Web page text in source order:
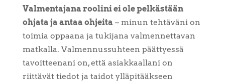
Valmentajana roolini ei ole pelkästään
ohjata ja antaa ohjeita – minun tehtäväni on
toimia oppaana ja tukijana valmennettavan
matkalla. Valmennussuhteen päättyessä
tavoitteenani on, että asiakkaallani on
riittävät tiedot ja taidot ylläpitääkseen